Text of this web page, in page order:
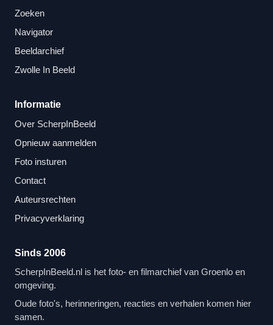
Zoeken
Navigator
Beeldarchief
Zwolle In Beeld
Informatie
Over ScherpInBeeld
Opnieuw aanmelden
Foto insturen
Contact
Auteursrechten
Privacyverklaring
Sinds 2006
ScherpInBeeld.nl is het foto- en filmarchief van Groenlo en
omgeving.
Oude foto's, herinneringen, reacties en verhalen komen hier
samen.